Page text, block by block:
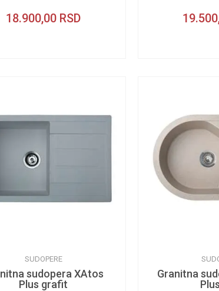
18.900,00 RSD
SUDOPERE
sudopera XAtos
Plus grafit
Granitna